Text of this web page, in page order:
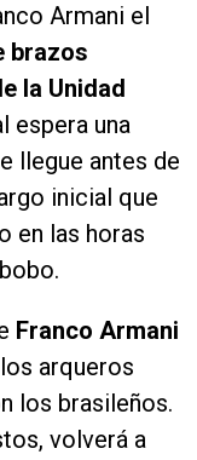
Armani el
brazos
la Unidad
espera una
llegue antes de
inicial que
en las horas
Franco Armani
arqueros
los brasileños.
volverá a